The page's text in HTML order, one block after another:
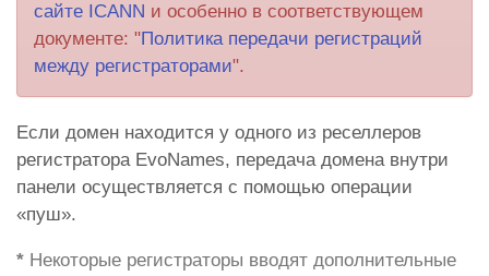
сайте ICANN и особенно в соответствующем
документе: "Политика передачи регистраций
между регистраторами".
Если домен находится у одного из реселлеров
регистратора EvoNames, передача домена внутри
панели осуществляется с помощью операции
«пуш».
* Некоторые регистраторы вводят дополнительные